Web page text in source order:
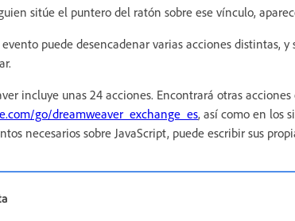
sitúe el puntero del ratón sobre ese vínculo,
puede desencadenar varias acciones distintas,
incluye unas 24 acciones. Encontrará otras
go/dreamweaver_exchange_es, así como en los
necesarios sobre JavaScript, puede escribir sus